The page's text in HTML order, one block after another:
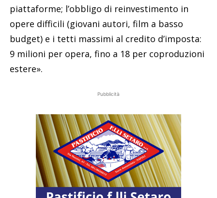
piattaforme; l’obbligo di reinvestimento in
opere difficili (giovani autori, film a basso
budget) e i tetti massimi al credito d’imposta:
9 milioni per opera, fino a 18 per coproduzioni
estere».
Pubblicità